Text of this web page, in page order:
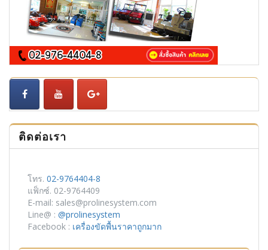
ติดต่อเรา
โทร. 02-9764404-8
แฟ็กซ์. 02-9764409
E-mail: sales@prolinesystem.com
Line@ : @prolinesystem
Facebook : เครื่องขัดพื้นราคาถูกมาก